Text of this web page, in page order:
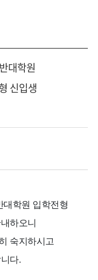
대학원
신입생
학원 입학전형
하오니
숙지하시고
다.